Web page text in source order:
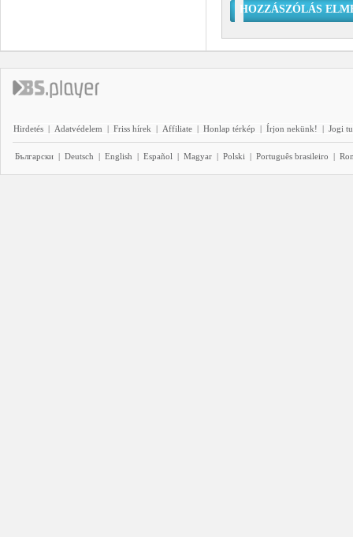
HOZZÁSZÓLÁS
Hirdetés | Adatvédelem | Friss hírek | Affiliate | Honlap térkép | Írjon nekünk! | Jogi
Български | Deutsch | English | Español | Magyar | Polski | Português brasileiro |